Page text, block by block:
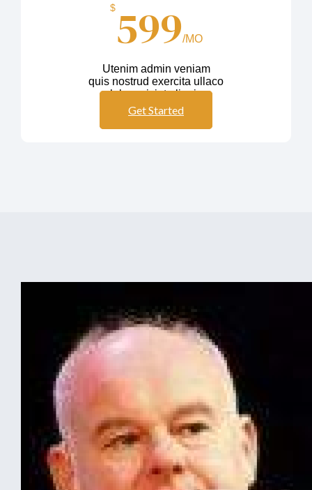
$599/MO
Utenim admin veniam
quis nostrud exercita ullaco
labos nisiut aliquip
Get Started